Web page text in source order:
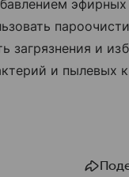
загрязнения и
и пылевых